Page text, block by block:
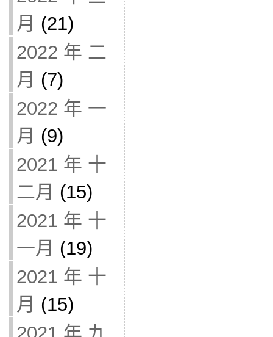
月 (21)
2022 年 二
月 (7)
2022 年 一
月 (9)
2021 年 十
二月 (15)
2021 年 十
一月 (19)
2021 年 十
月 (15)